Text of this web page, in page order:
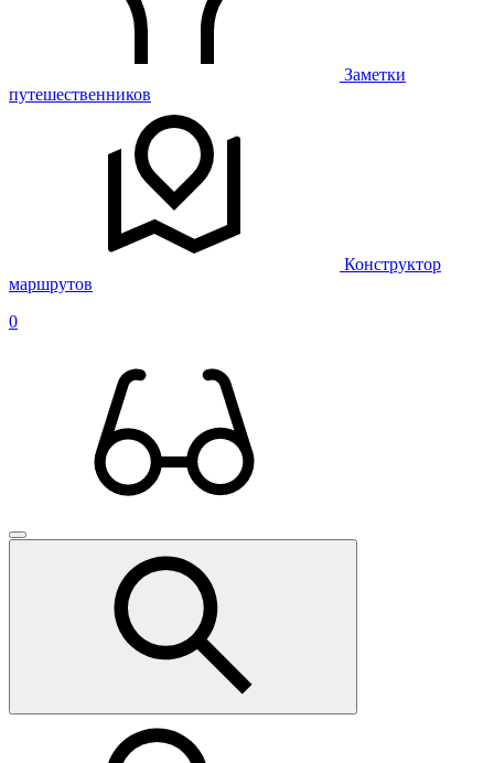
Заметки
путешественников
Конструктор
маршрутов
0